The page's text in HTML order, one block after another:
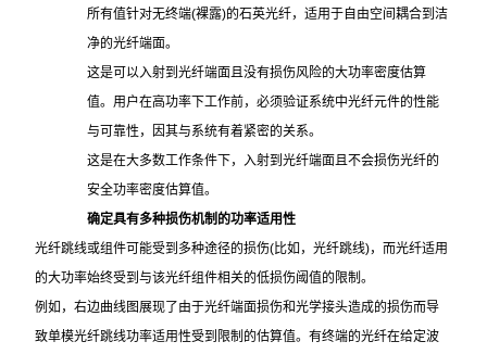
所有值针对无终端(裸露)的石英光纤，适用于自由空间耦合到洁
净的光纤端面。
这是可以入射到光纤端面且没有损伤风险的大功率密度估算
值。用户在高功率下工作前，必须验证系统中光纤元件的性能
与可靠性，因其与系统有着紧密的关系。
这是在大多数工作条件下，入射到光纤端面且不会损伤光纤的
安全功率密度估算值。
确定具有多种损伤机制的功率适用性
光纤跳线或组件可能受到多种途径的损伤(比如，光纤跳线)，而光纤适用
的大功率始终受到与该光纤组件相关的低损伤阈值的限制。
例如，右边曲线图展现了由于光纤端面损伤和光学接头造成的损伤而导
致单模光纤跳线功率适用性受到限制的估算值。有终端的光纤在给定波